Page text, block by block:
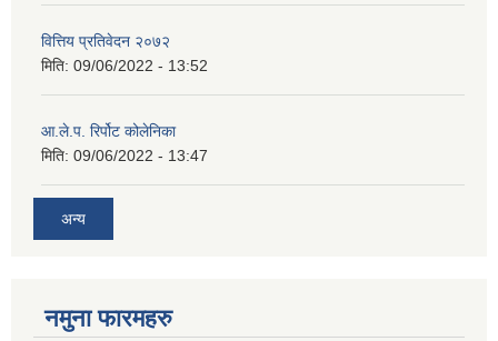
वित्तिय प्रतिवेदन २०७२
मिति: 09/06/2022 - 13:52
आ.ले.प. रिर्पोट कोलेनिका
मिति: 09/06/2022 - 13:47
अन्य
नमुना फारमहरु